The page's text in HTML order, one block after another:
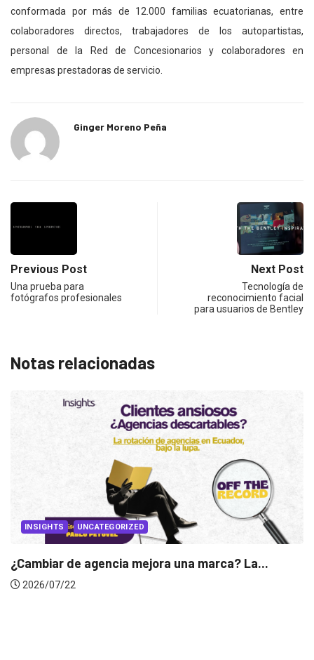
conformada por más de 12.000 familias ecuatorianas, entre
colaboradores directos, trabajadores de los autopartistas,
personal de la Red de Concesionarios y colaboradores en
empresas prestadoras de servicio.
Ginger Moreno Peña
Previous Post
Una prueba para
fotógrafos profesionales
Next Post
Tecnología de
reconocimiento facial
para usuarios de Bentley
Notas relacionadas
La... INSIGHTS